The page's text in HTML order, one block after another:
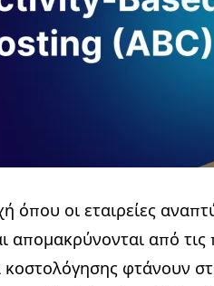
όπου οι εταιρείες
απομακρύνονται από
φτάνουν